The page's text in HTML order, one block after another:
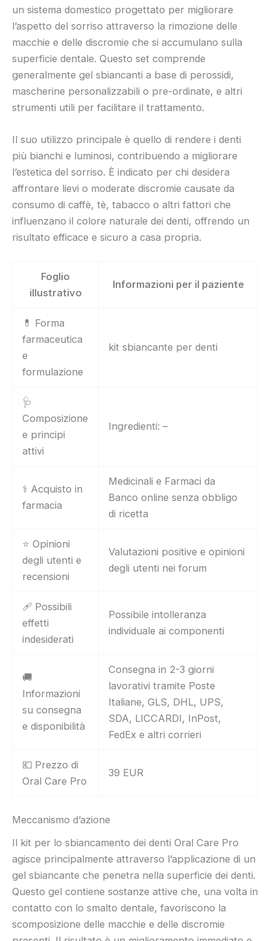
un sistema domestico progettato per migliorare
l’aspetto del sorriso attraverso la rimozione delle
macchie e delle discromie che si accumulano sulla
superficie dentale. Questo set comprende
generalmente gel sbiancanti a base di perossidi,
mascherine personalizzabili o pre-ordinate, e altri
strumenti utili per facilitare il trattamento.
Il suo utilizzo principale è quello di rendere i denti
più bianchi e luminosi, contribuendo a migliorare
l’estetica del sorriso. È indicato per chi desidera
affrontare lievi o moderate discromie causate da
consumo di caffè, tè, tabacco o altri fattori che
influenzano il colore naturale dei denti, offrendo un
risultato efficace e sicuro a casa propria.
Foglio
illustrativo
Informazioni per il paziente
💊 Forma
farmaceutica
e
formulazione
kit sbiancante per denti
🩺
Composizione
e principi
attivi
Ingredienti: –
⚕️ Acquisto in
farmacia
Medicinali e Farmaci da
Banco online senza obbligo
di ricetta
⭐ Opinioni
degli utenti e
recensioni
Valutazioni positive e opinioni
degli utenti nei forum
🩹 Possibili
effetti
indesiderati
Possibile intolleranza
individuale ai componenti
🚚
Informazioni
su consegna
e disponibilità
Consegna in 2-3 giorni
lavorativi tramite Poste
Italiane, GLS, DHL, UPS,
SDA, LICCARDI, InPost,
FedEx e altri corrieri
💶 Prezzo di
Oral Care Pro
39 EUR
Meccanismo d’azione
Il kit per lo sbiancamento dei denti Oral Care Pro
agisce principalmente attraverso l’applicazione di un
gel sbiancante che penetra nella superficie dei denti.
Questo gel contiene sostanze attive che, una volta in
contatto con lo smalto dentale, favoriscono la
scomposizione delle macchie e delle discromie